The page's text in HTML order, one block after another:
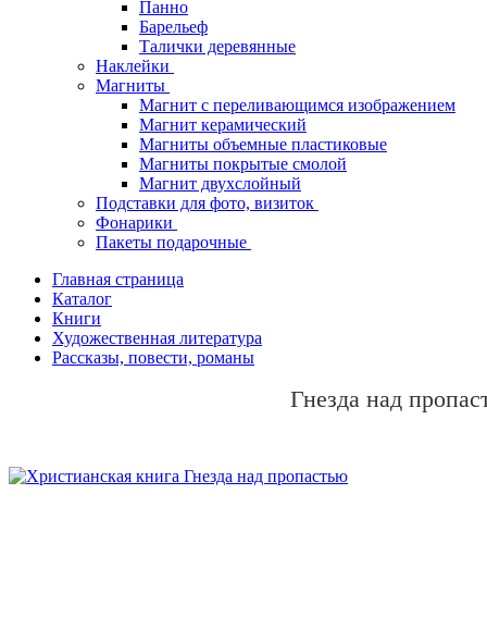
Панно
Барельеф
Талички деревянные
Наклейки
Магниты
Магнит с переливающимся изображением
Магнит керамический
Магниты объемные пластиковые
Магниты покрытые смолой
Магнит двухслойный
Подставки для фото, визиток
Фонарики
Пакеты подарочные
Главная страница
Каталог
Книги
Художественная литература
Рассказы, повести, романы
Гнезда над